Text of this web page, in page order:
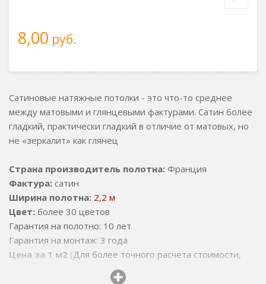
8,00 руб.
Сатиновые натяжные потолки - это что-то среднее
между матовыми и глянцевыми фактурами. Сатин более
гладкий, практически гладкий в отличие от матовых, но
не «зеркалит» как глянец
Страна производитель полотна: Франция
Фактура: сатин
Ширина полотна: 2,2 м
Цвет: более 30 цветов
Гарантия на полотно: 10 лет
Гарантия на монтаж: 3 года
Цена за 1 м2 (Для более точного расчета стоимости,
ознакомтесь со стоимостью доп. работ